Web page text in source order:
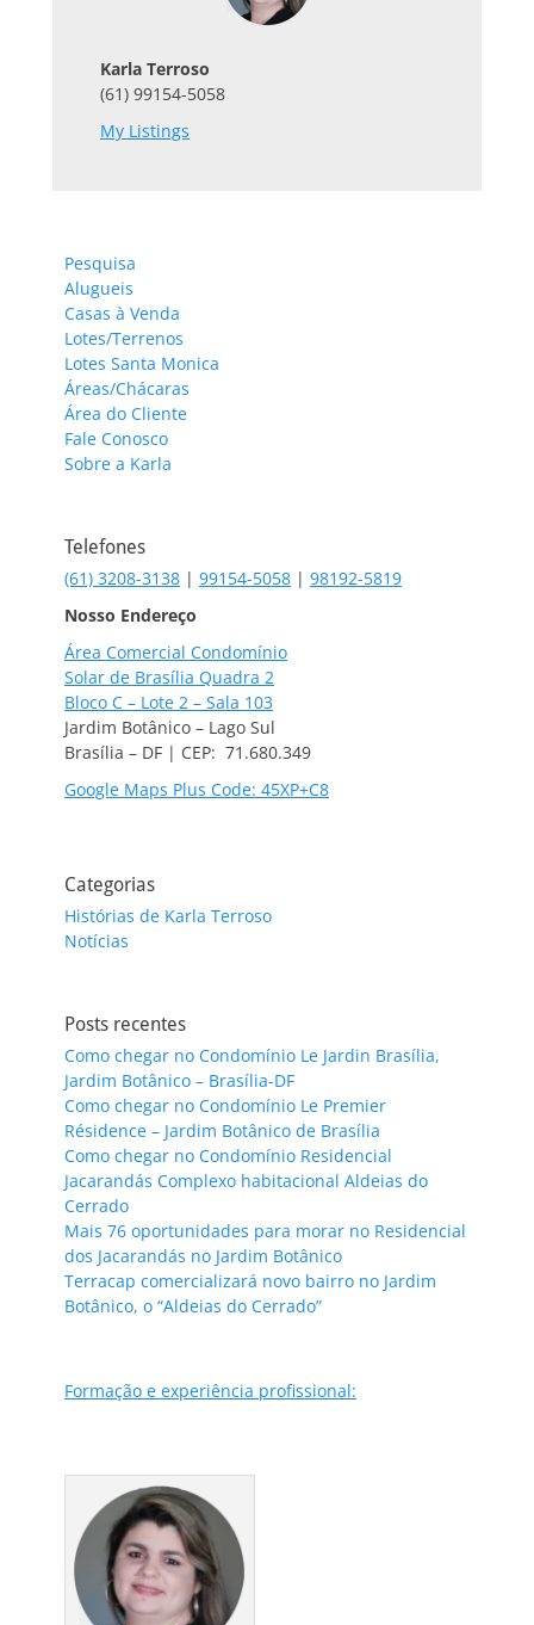
Karla Terroso
(61) 99154-5058
My Listings
Pesquisa
Alugueis
Casas à Venda
Lotes/Terrenos
Lotes Santa Monica
Áreas/Chácaras
Área do Cliente
Fale Conosco
Sobre a Karla
Telefones
(61) 3208-3138 | 99154-5058 | 98192-5819
Nosso Endereço
Área Comercial Condomínio
Solar de Brasília Quadra 2
Bloco C – Lote 2 – Sala 103
Jardim Botânico – Lago Sul
Brasília – DF | CEP: 71.680.349
Google Maps Plus Code: 45XP+C8
Categorias
Histórias de Karla Terroso
Notícias
Posts recentes
Como chegar no Condomínio Le Jardin Brasília,
Jardim Botânico – Brasília-DF
Como chegar no Condomínio Le Premier
Résidence – Jardim Botânico de Brasília
Como chegar no Condomínio Residencial
Jacarandás Complexo habitacional Aldeias do
Cerrado
Mais 76 oportunidades para morar no Residencial
dos Jacarandás no Jardim Botânico
Terracap comercializará novo bairro no Jardim
Botânico, o “Aldeias do Cerrado”
Formação e experiência profissional: